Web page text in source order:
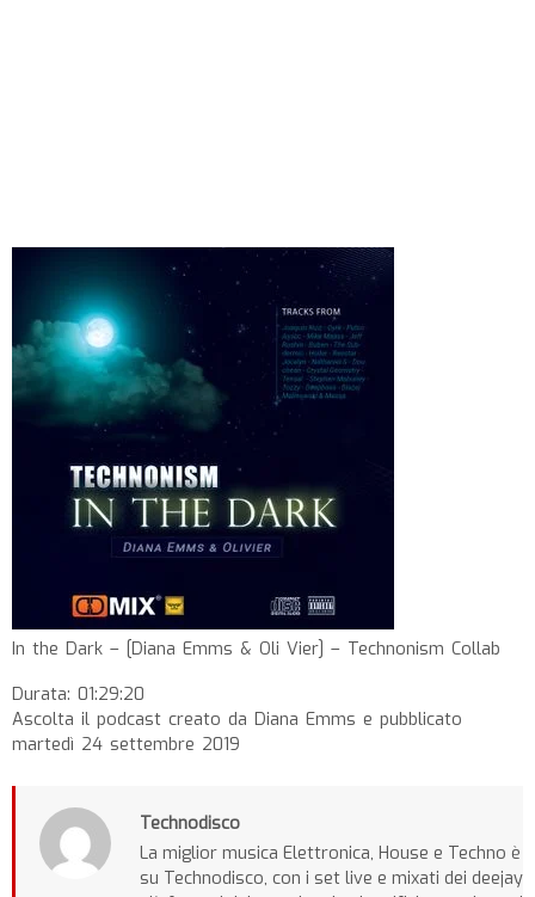
In the Dark – [Diana Emms & Oli Vier] – Technonism Collab
Durata: 01:29:20
Ascolta il podcast creato da Diana Emms e pubblicato
martedì 24 settembre 2019
Technodisco
La miglior musica Elettronica, House e Techno è
su Technodisco, con i set live e mixati dei deejay